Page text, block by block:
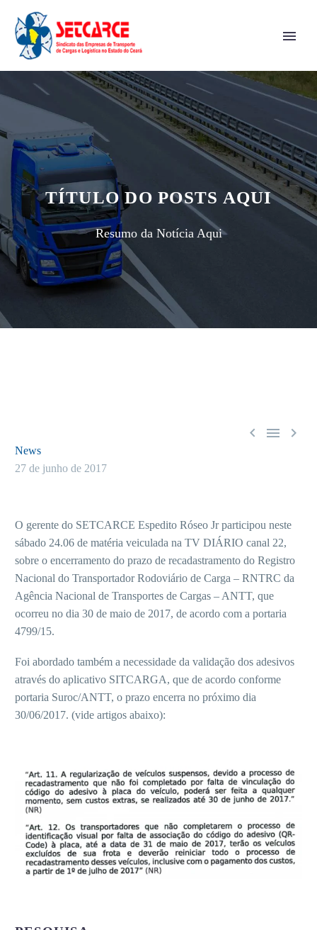
TÍTULO DO POSTS AQUI
Resumo da Notícia Aqui
  
News
27 de junho de 2017
O gerente do SETCARCE Espedito Róseo Jr participou neste
sábado 24.06 de matéria veiculada na TV DIÁRIO canal 22,
sobre o encerramento do prazo de recadastramento do Registro
Nacional do Transportador Rodoviário de Carga – RNTRC da
Agência Nacional de Transportes de Cargas – ANTT, que
ocorreu no dia 30 de maio de 2017, de acordo com a portaria
4799/15.
Foi abordado também a necessidade da validação dos adesivos
através do aplicativo SITCARGA, que de acordo conforme
portaria Suroc/ANTT, o prazo encerra no próximo dia
30/06/2017. (vide artigos abaixo):